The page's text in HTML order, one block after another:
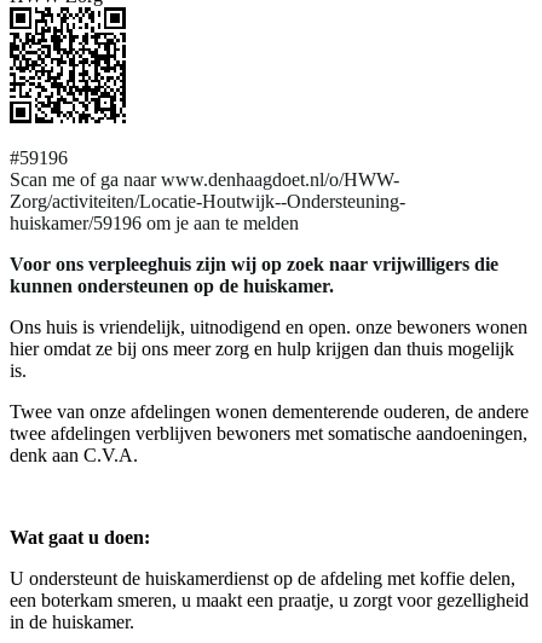
#59196
Scan me of ga naar www.denhaagdoet.nl/o/HWW-
Zorg/activiteiten/Locatie-Houtwijk--Ondersteuning-
huiskamer/59196 om je aan te melden
Voor ons verpleeghuis zijn wij op zoek naar vrijwilligers die
kunnen ondersteunen op de huiskamer.
Ons huis is vriendelijk, uitnodigend en open. onze bewoners wonen
hier omdat ze bij ons meer zorg en hulp krijgen dan thuis mogelijk
is.
Twee van onze afdelingen wonen dementerende ouderen, de andere
twee afdelingen verblijven bewoners met somatische aandoeningen,
denk aan C.V.A.
Wat gaat u doen:
U ondersteunt de huiskamerdienst op de afdeling met koffie delen,
een boterkam smeren, u maakt een praatje, u zorgt voor gezelligheid
in de huiskamer.